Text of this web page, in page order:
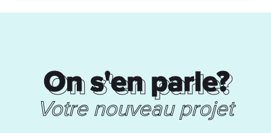
On s'en parle?
On s'en parle?
Votre nouveau projet